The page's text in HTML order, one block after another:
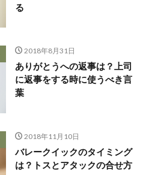
る
2018年8月31日
ありがとうへの返事は？上司
に返事をする時に使うべき言
葉
2018年11月10日
バレークイックのタイミング
は？トスとアタックの合せ方